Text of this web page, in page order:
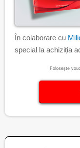
În colaborare cu
special la achiziția
Folosește